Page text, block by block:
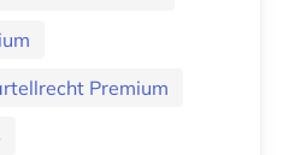
Premium